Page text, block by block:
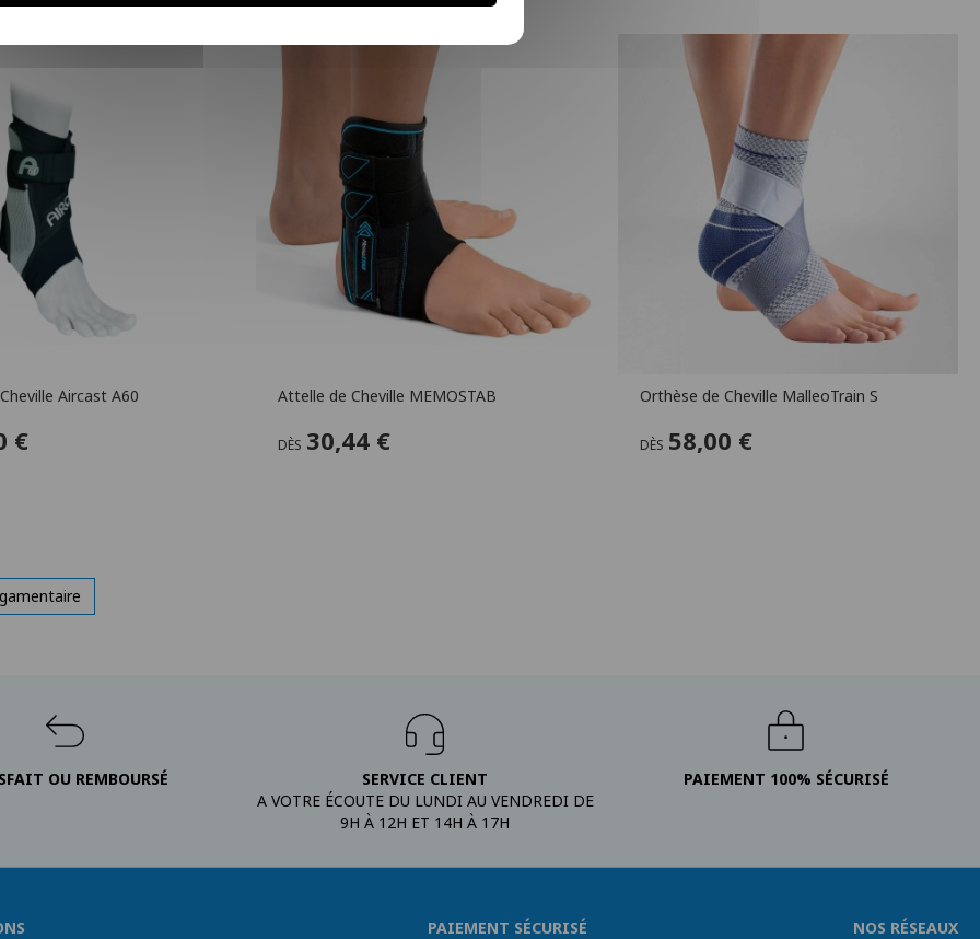
Aircast A60
€
Attelle de Cheville MEMOSTAB
DÈS 30,44 €
Orthèse de Cheville MalleoTrain S
DÈS 58,00 €
OU REMBOURSÉ
SERVICE CLIENT
A VOTRE ÉCOUTE DU LUNDI AU VENDREDI DE
9H À 12H ET 14H À 17H
PAIEMENT 100% SÉCURISÉ
PAIEMENT SÉCURISÉ NOS RÉSEAUX